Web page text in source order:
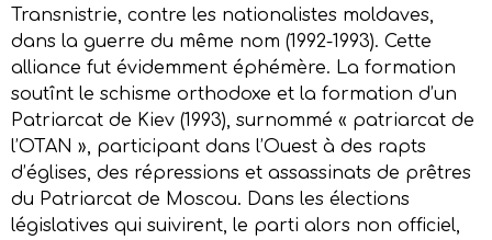
Transnistrie, contre les nationalistes moldaves,
dans la guerre du même nom (1992-1993). Cette
alliance fut évidemment éphémère. La formation
soutînt le schisme orthodoxe et la formation d’un
Patriarcat de Kiev (1993), surnommé « patriarcat de
l’OTAN », participant dans l’Ouest à des rapts
d’églises, des répressions et assassinats de prêtres
du Patriarcat de Moscou. Dans les élections
législatives qui suivirent, le parti alors non officiel,